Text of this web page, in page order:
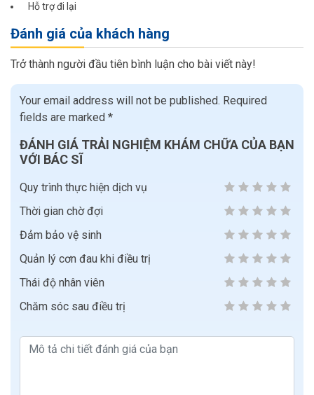
Hỗ trợ đi lại
Đánh giá của khách hàng
Trở thành người đầu tiên bình luận cho bài viết này!
Your email address will not be published. Required
fields are marked *
ĐÁNH GIÁ TRẢI NGHIỆM KHÁM CHỮA CỦA BẠN
VỚI BÁC SĨ
Quy trình thực hiện dịch vụ
Thời gian chờ đợi
Đảm bảo vệ sinh
Quản lý cơn đau khi điều trị
Thái độ nhân viên
Chăm sóc sau điều trị